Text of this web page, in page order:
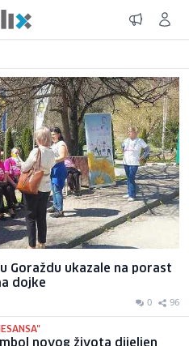
Goraždu ukazale na porast
dojke
0 96
novog života dijeljen